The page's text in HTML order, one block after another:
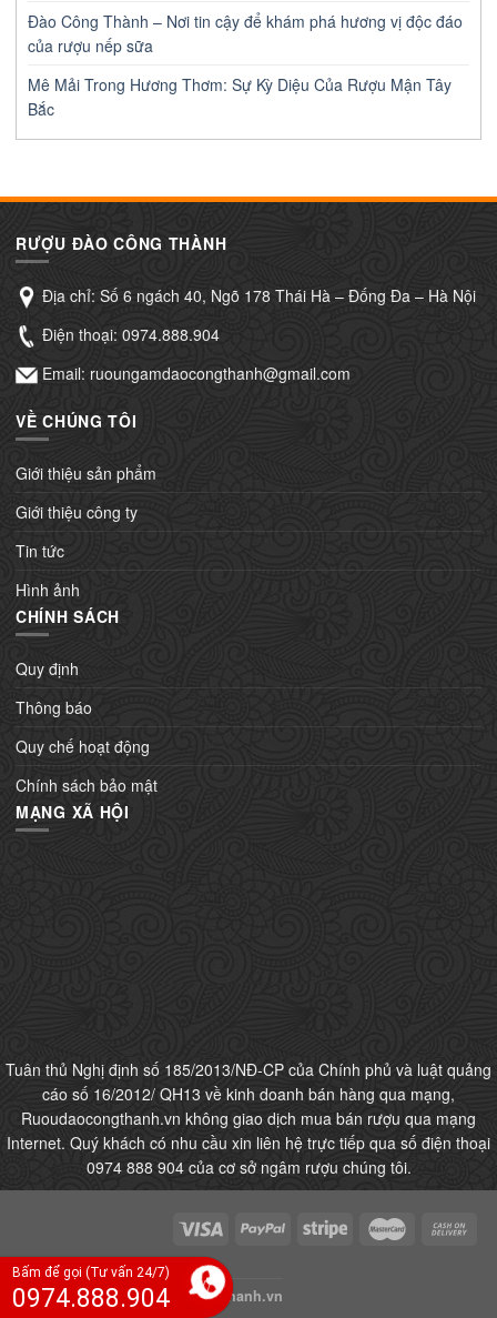
Đào Công Thành – Nơi tin cậy để khám phá hương vị độc đáo
của rượu nếp sữa
Mê Mải Trong Hương Thơm: Sự Kỳ Diệu Của Rượu Mận Tây
Bắc
RƯỢU ĐÀO CÔNG THÀNH
Địa chỉ: Số 6 ngách 40, Ngõ 178 Thái Hà – Đống Đa – Hà Nội
Điện thoại: 0974.888.904
Email: ruoungamdaocongthanh@gmail.com
VỀ CHÚNG TÔI
Giới thiệu sản phẩm
Giới thiệu công ty
Tin tức
Hình ảnh
CHÍNH SÁCH
Quy định
Thông báo
Quy chế hoạt động
Chính sách bảo mật
MẠNG XÃ HỘI
Tuân thủ Nghị định số 185/2013/NĐ-CP của Chính phủ và luật quảng
cáo số 16/2012/ QH13 về kinh doanh bán hàng qua mạng,
Ruoudaocongthanh.vn không giao dịch mua bán rượu qua mạng
Internet. Quý khách có nhu cầu xin liên hệ trực tiếp qua số điện thoại
0974 888 904 của cơ sở ngâm rượu chúng tôi.
TIN TỨC
Copyright 2026 ©ruoudaocongthanh.vn
Bấm để gọi (Tư vấn 24/7)
0974.888.904